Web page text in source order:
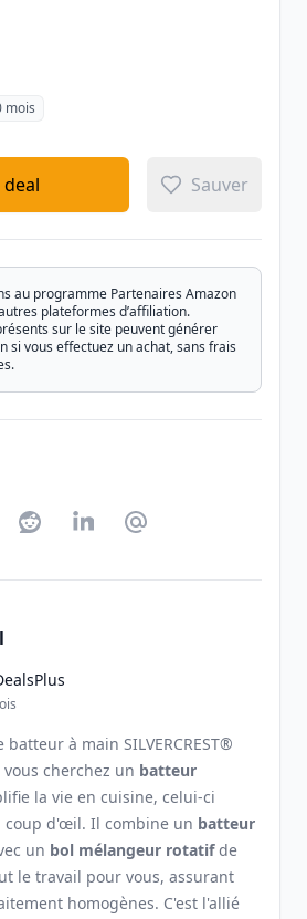
mois
Sauver
au programme Partenaires Amazon
plateformes d’affiliation.
sur le site peuvent générer
si vous effectuez un achat, sans frais
RedditLinkedInPartager par Email
à main SILVERCREST®
vous cherchez un batteur
la vie en cuisine, celui-ci
coup d'œil. Il combine un batteur
un bol mélangeur rotatifde
le travail pour vous, assurant
homogènes. C'est l'allié